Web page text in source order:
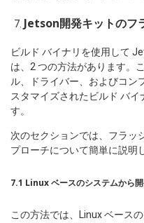
Jetson開発キットのフ
ビルド バイナリを使用して
は、2 つの方法があります。
ル、ドライバー、およびコン
スタマイズされたビルド バ
す。
次のセクションでは、フラッ
プローチについて簡単に説明
7.1 Linux ベースのシステムから
この方法では、Linux ベース